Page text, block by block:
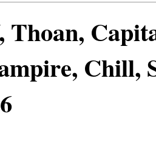
Thoan,
Chill,